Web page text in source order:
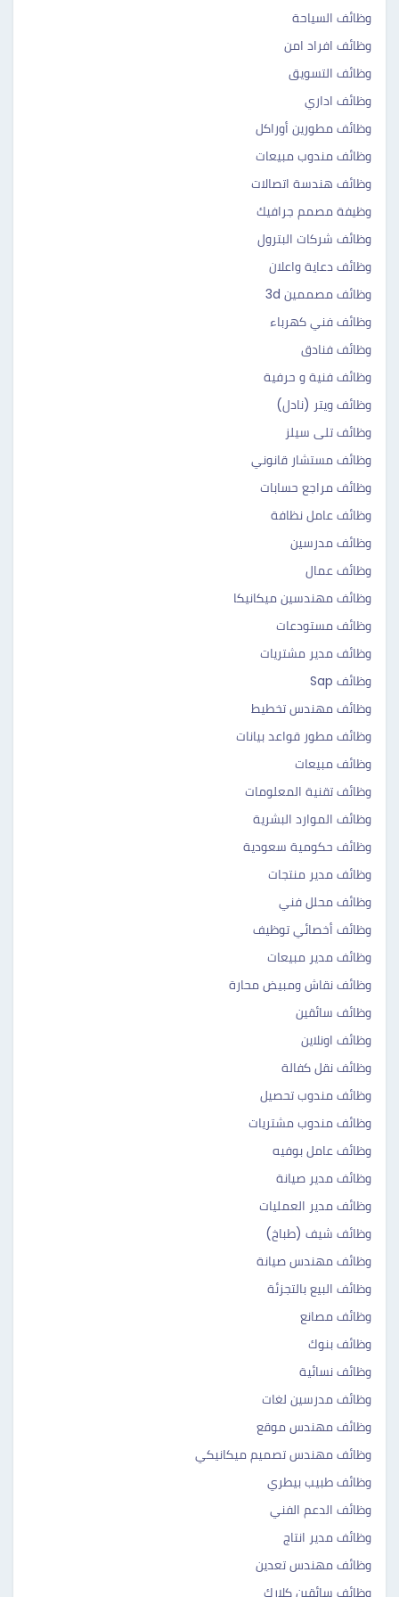
وظائف السياحة
وظائف افراد امن
وظائف التسويق
وظائف اداري
وظائف مطورين أوراكل
وظائف مندوب مبيعات
وظائف هندسة اتصالات
وظيفة مصمم جرافيك
وظائف شركات البترول
وظائف دعاية واعلان
وظائف مصممين 3d
وظائف فني كهرباء
وظائف فنادق
وظائف فنية و حرفية
وظائف ويتر (نادل)
وظائف تلى سيلز
وظائف مستشار قانوني
وظائف مراجع حسابات
وظائف عامل نظافة
وظائف مدرسين
وظائف عمال
وظائف مهندسين ميكانيكا
وظائف مستودعات
وظائف مدير مشتريات
وظائف Sap
وظائف مهندس تخطيط
وظائف مطور قواعد بيانات
وظائف مبيعات
وظائف تقنية المعلومات
وظائف الموارد البشرية
وظائف حكومية سعودية
وظائف مدير منتجات
وظائف محلل فني
وظائف أخصائي توظيف
وظائف مدير مبيعات
وظائف نقاش ومبيض محارة
وظائف سائقين
وظائف اونلاين
وظائف نقل كفالة
وظائف مندوب تحصيل
وظائف مندوب مشتريات
وظائف عامل بوفيه
وظائف مدير صيانة
وظائف مدير العمليات
وظائف شيف (طباخ)
وظائف مهندس صيانة
وظائف البيع بالتجزئة
وظائف مصانع
وظائف بنوك
وظائف نسائية
وظائف مدرسين لغات
وظائف مهندس موقع
وظائف مهندس تصميم ميكانيكي
وظائف طبيب بيطري
وظائف الدعم الفني
وظائف مدير انتاج
وظائف مهندس تعدين
وظائف سائقين كلارك